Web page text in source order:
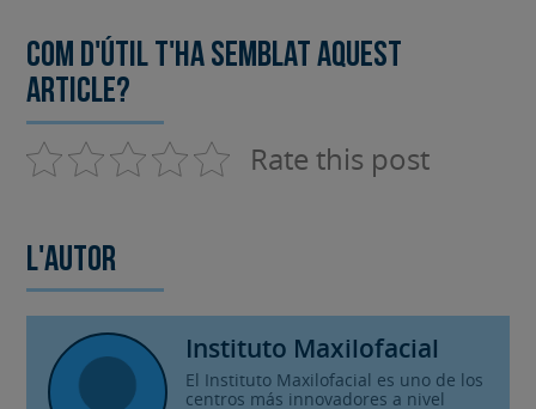
Com d'útil t'ha semblat aquest
article?
Rate this post
L'autor
Instituto Maxilofacial
El Instituto Maxilofacial es uno de los
centros más innovadores a nivel